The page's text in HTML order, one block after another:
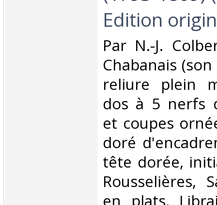
Edition
‎Par N.-J.
Chabanais
reliure plein
dos à 5 nerfs
et coupes
doré
tête dorée,
Rousselières,
en plats,